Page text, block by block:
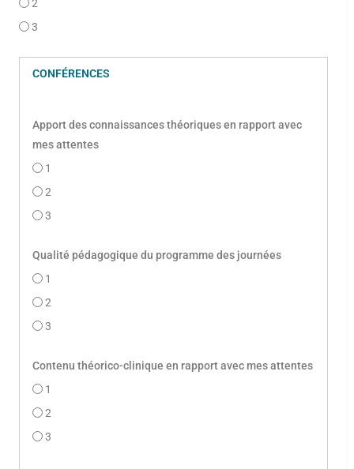
2
3
CONFÉRENCES
Apport des connaissances théoriques en rapport avec
mes attentes
1
2
3
Qualité pédagogique du programme des journées
1
2
3
Contenu théorico-clinique en rapport avec mes attentes
1
2
3